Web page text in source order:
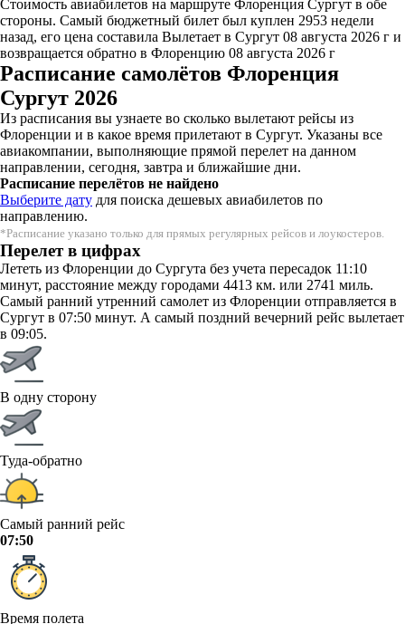
Стоимость авиабилетов на маршруте Флоренция Сургут в обе
стороны. Самый бюджетный билет был куплен 2953 недели
назад, его цена составила Вылетает в Сургут 08 августа 2026 г и
возвращается обратно в Флоренцию 08 августа 2026 г
Расписание самолётов Флоренция
Сургут 2026
Из расписания вы узнаете во сколько вылетают рейсы из
Флоренции и в какое время прилетают в Сургут. Указаны все
авиакомпании, выполняющие прямой перелет на данном
направлении, сегодня, завтра и ближайшие дни.
Расписание перелётов не найдено
Выберите дату для поиска дешевых авиабилетов по
направлению.
*Расписание указано только для прямых регулярных рейсов и лоукостеров.
Перелет в цифрах
Лететь из Флоренции до Сургута без учета пересадок 11:10
минут, расстояние между городами 4413 км. или 2741 миль.
Самый ранний утренний самолет из Флоренции отправляется в
Сургут в 07:50 минут. А самый поздний вечерний рейс вылетает
в 09:05.
В одну сторону
Туда-обратно
Самый ранний рейс
07:50
Время полета